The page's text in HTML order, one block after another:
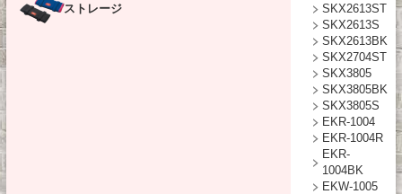
ストレージ
SKX2613ST
SKX2613S
SKX2613BK
SKX2704ST
SKX3805
SKX3805BK
SKX3805S
EKR-1004
EKR-1004R
EKR-
1004BK
EKW-1005